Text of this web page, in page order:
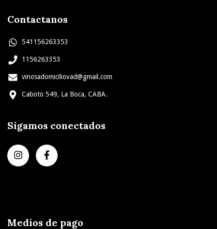
Contactanos
541156263353
1156263353
vinosadomiciliovad@gmail.com
Caboto 549, La Boca, CABA.
Sigamos conectados
Medios de pago